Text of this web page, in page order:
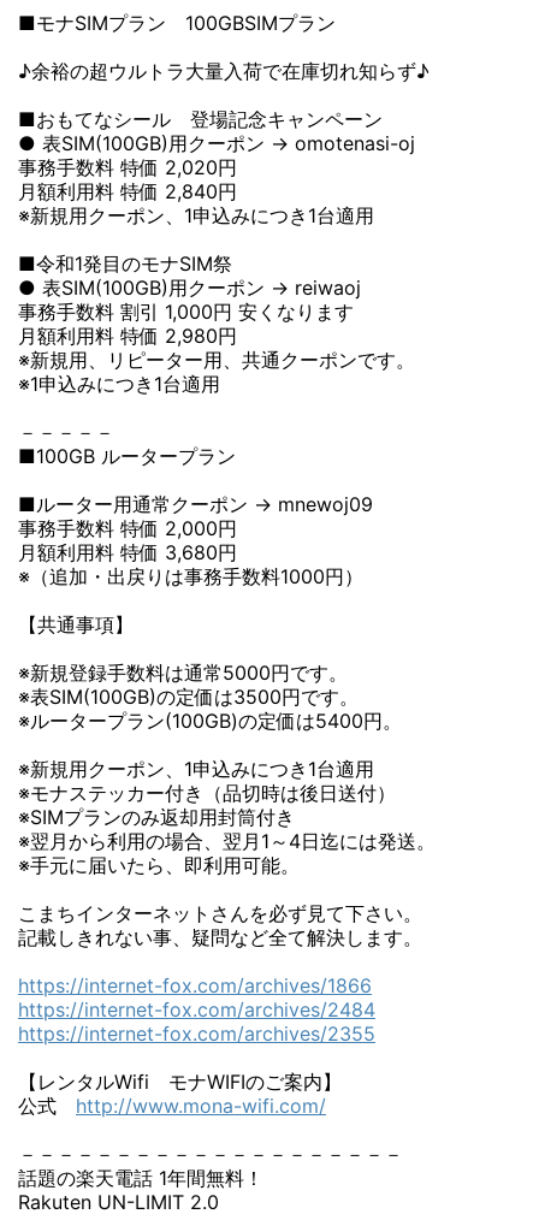
■モナSIMプラン 100GBSIMプラン
♪余裕の超ウルトラ大量入荷で在庫切れ知らず♪
■おもてなシール 登場記念キャンペーン
● 表SIM(100GB)用クーポン → omotenasi-oj
事務手数料 特価 2,020円
月額利用料 特価 2,840円
※新規用クーポン、1申込みにつき1台適用
■令和1発目のモナSIM祭
● 表SIM(100GB)用クーポン → reiwaoj
事務手数料 割引 1,000円 安くなります
月額利用料 特価 2,980円
※新規用、リピーター用、共通クーポンです。
※1申込みにつき1台適用
－－－－－
■100GB ルータープラン
■ルーター用通常クーポン → mnewoj09
事務手数料 特価 2,000円
月額利用料 特価 3,680円
※（追加・出戻りは事務手数料1000円）
【共通事項】
※新規登録手数料は通常5000円です。
※表SIM(100GB)の定価は3500円です。
※ルータープラン(100GB)の定価は5400円。
※新規用クーポン、1申込みにつき1台適用
※モナステッカー付き（品切時は後日送付）
※SIMプランのみ返却用封筒付き
※翌月から利用の場合、翌月1～4日迄には発送。
※手元に届いたら、即利用可能。
こまちインターネットさんを必ず見て下さい。
記載しきれない事、疑問など全て解決します。
https://internet-fox.com/archives/1866
https://internet-fox.com/archives/2484
https://internet-fox.com/archives/2355
【レンタルWifi モナWIFIのご案内】
公式 http://www.mona-wifi.com/
－－－－－－－－－－－－－－－－－－－－
話題の楽天電話 1年間無料！
Rakuten UN-LIMIT 2.0